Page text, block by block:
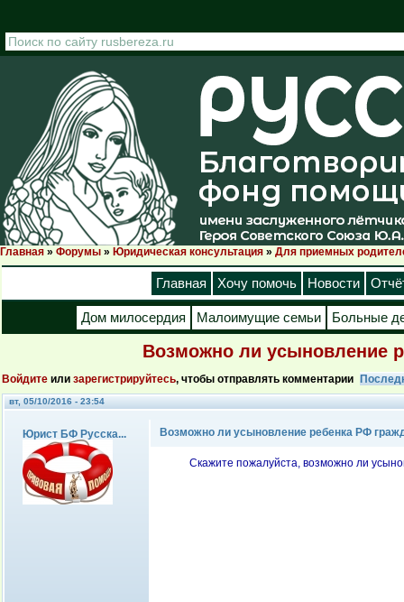
Вы здесь
Главная » Форумы » Юридическая консультация » Для приемных
Главная Хочу помочь Новости
Дом милосердия Малоимущие семьи Больные
Возможно ли усыновление
Войдите или зарегистрируйтесь, чтобы отправлять комментарии
вт, 05/10/2016 - 23:54
Юрист БФ Русска... Возможно ли усыновление ребенка РФ
Скажите пожалуйста, возможно ли